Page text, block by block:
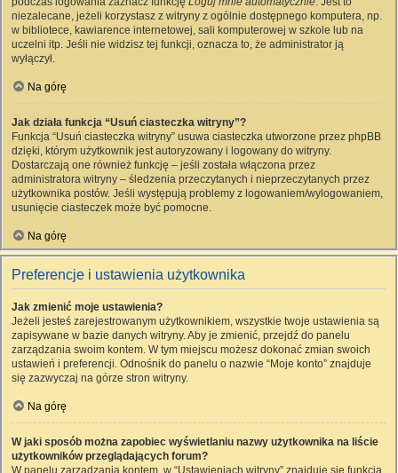
niezalecane, jeżeli korzystasz z witryny z ogólnie dostępnego komputera, np.
w bibliotece, kawiarence internetowej, sali komputerowej w szkole lub na
uczelni itp. Jeśli nie widzisz tej funkcji, oznacza to, że administrator ją
wyłączył.
Na górę
Jak działa funkcja “Usuń ciasteczka witryny”?
Funkcja “Usuń ciasteczka witryny” usuwa ciasteczka utworzone przez phpBB
dzięki, którym użytkownik jest autoryzowany i logowany do witryny.
Dostarczają one również funkcję – jeśli została włączona przez
administratora witryny – śledzenia przeczytanych i nieprzeczytanych przez
użytkownika postów. Jeśli występują problemy z logowaniem/wylogowaniem,
usunięcie ciasteczek może być pomocne.
Na górę
Preferencje i ustawienia użytkownika
Jak zmienić moje ustawienia?
Jeżeli jesteś zarejestrowanym użytkownikiem, wszystkie twoje ustawienia są
zapisywane w bazie danych witryny. Aby je zmienić, przejdź do panelu
zarządzania swoim kontem. W tym miejscu możesz dokonać zmian swoich
ustawień i preferencji. Odnośnik do panelu o nazwie “Moje konto” znajduje
się zazwyczaj na górze stron witryny.
Na górę
W jaki sposób można zapobiec wyświetlaniu nazwy użytkownika na liście
użytkowników przeglądających forum?
W panelu zarządzania kontem, w “Ustawieniach witryny” znajduje się funkcja